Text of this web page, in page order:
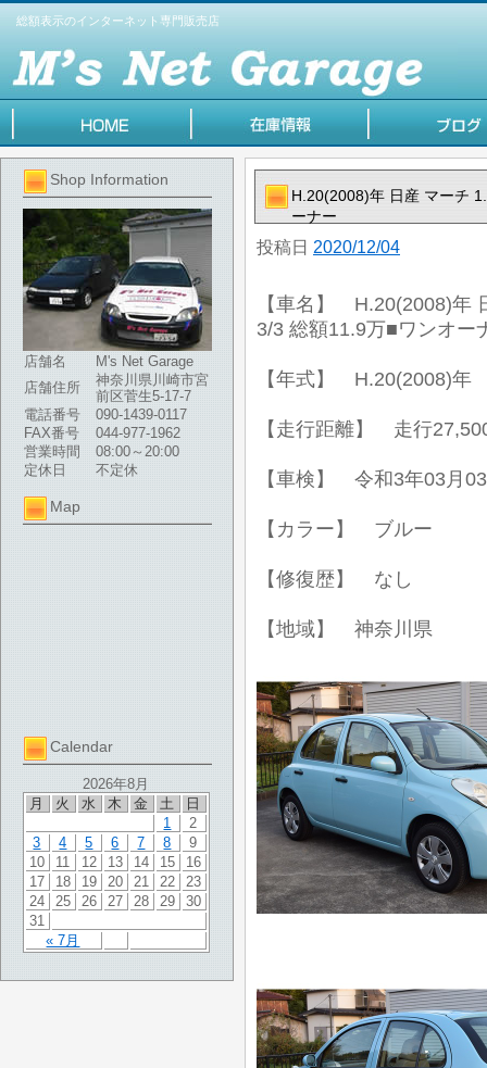
総額表示のインターネット専門販売店
Shop Information
店舗名
M's Net Garage
店舗住所
神奈川県川崎市宮
前区菅生5-17-7
電話番号
090-1439-0117
FAX番号
044-977-1962
営業時間
08:00～20:00
定休日
不定休
Map
Calendar
2026年8月
月
火 水 木 金 土 日
« 7月
1
2
3
4 5 6 7 8
9
10
11 12 13 14 15
16
17
18 19 20 21 22
23
24
25 26 27 28 29
30
31
H.20(2008)年 日産 マーチ
ーナー
投稿日 2020/12/04
【車名】 H.20(2008)年
3/3 総額11.9万■ワンオー
【年式】 H.20(2008)年
【走行距離】 走行
【車検】 令和3年03月
【カラー】 ブルー
【修復歴】 なし
【地域】 神奈川県